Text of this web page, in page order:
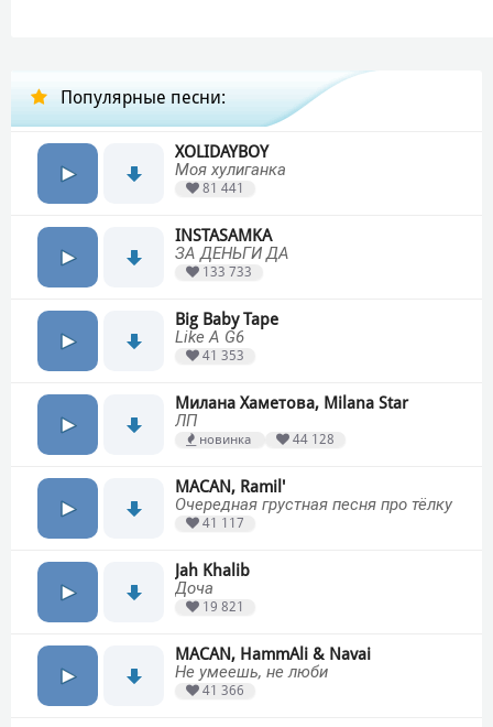
Популярные песни:
XOLIDAYBOY
Моя хулиганка
81 441
INSTASAMKA
ЗА ДЕНЬГИ ДА
133 733
Big Baby Tape
Like A G6
41 353
Милана Хаметова, Milana Star
ЛП
новинка 44 128
MACAN, Ramil'
Очередная грустная песня про тёлку
41 117
Jah Khalib
Доча
19 821
MACAN, HammAli & Navai
Не умеешь, не люби
41 366